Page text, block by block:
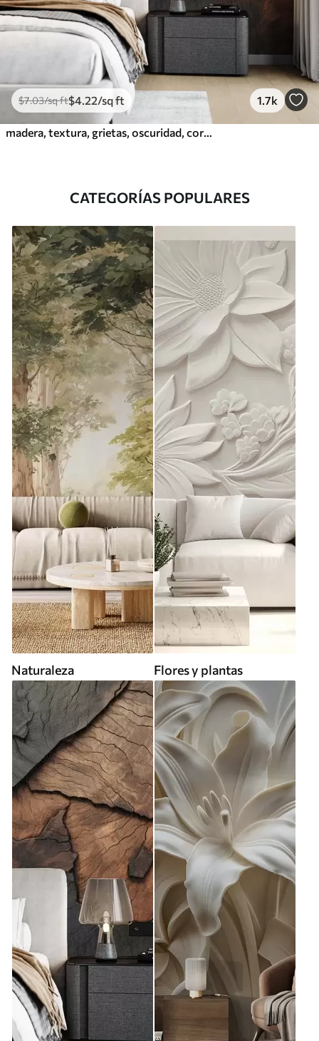
$7.03/sq ft$4 .22/sq ft 1.7k
CATEGORÍAS POPULARES
Naturaleza Flores y plantas